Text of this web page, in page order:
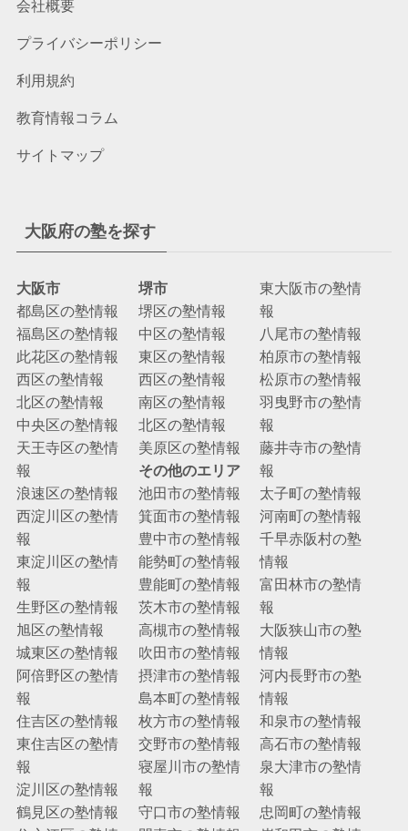
会社概要
プライバシーポリシー
利用規約
教育情報コラム
サイトマップ
大阪府の塾を探す
大阪市
都島区の塾情報
福島区の塾情報
此花区の塾情報
西区の塾情報
北区の塾情報
中央区の塾情報
天王寺区の塾情
報
浪速区の塾情報
西淀川区の塾情
報
東淀川区の塾情
報
生野区の塾情報
旭区の塾情報
城東区の塾情報
阿倍野区の塾情
報
住吉区の塾情報
東住吉区の塾情
報
淀川区の塾情報
鶴見区の塾情報
堺市
堺区の塾情報
中区の塾情報
東区の塾情報
西区の塾情報
南区の塾情報
北区の塾情報
美原区の塾情報
その他のエリア
池田市の塾情報
箕面市の塾情報
豊中市の塾情報
能勢町の塾情報
豊能町の塾情報
茨木市の塾情報
高槻市の塾情報
吹田市の塾情報
摂津市の塾情報
島本町の塾情報
枚方市の塾情報
交野市の塾情報
寝屋川市の塾情
報
守口市の塾情報
東大阪市の塾情
報
八尾市の塾情報
柏原市の塾情報
松原市の塾情報
羽曳野市の塾情
報
藤井寺市の塾情
報
太子町の塾情報
河南町の塾情報
千早赤阪村の塾
情報
富田林市の塾情
報
大阪狭山市の塾
情報
河内長野市の塾
情報
和泉市の塾情報
高石市の塾情報
泉大津市の塾情
報
忠岡町の塾情報